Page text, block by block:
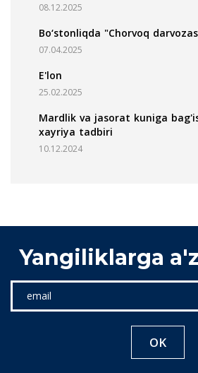
08.12.2025
Bo‘stonliqda "Chorvoq
07.04.2025
E'lon
25.02.2025
Mardlik va jasorat kuniga
xayriya tadbiri
10.12.2024
Yangiliklarga
OK